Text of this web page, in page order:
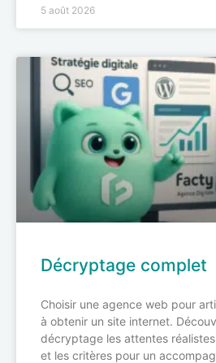
5 août 2026
Décryptage complet
Choisir une agence web pour
à obtenir un site internet.
décryptage les attentes
et les critères pour un